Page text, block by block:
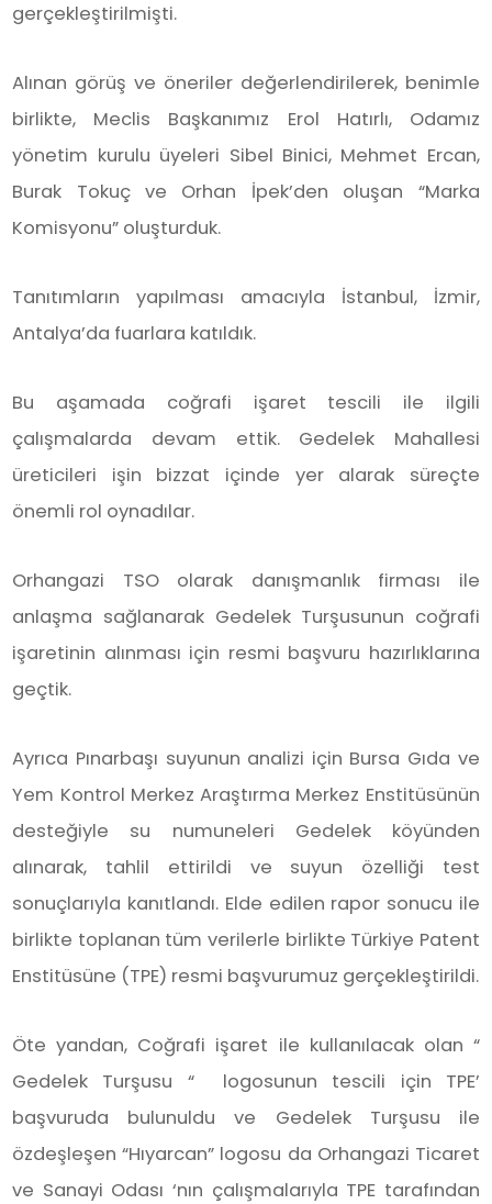
gerçekleştirilmişti.
Alınan görüş ve öneriler değerlendirilerek, benimle
birlikte, Meclis Başkanımız Erol Hatırlı, Odamız
yönetim kurulu üyeleri Sibel Binici, Mehmet Ercan,
Burak Tokuç ve Orhan İpek’den oluşan “Marka
Komisyonu” oluşturduk.
Tanıtımların yapılması amacıyla İstanbul, İzmir,
Antalya’da fuarlara katıldık.
Bu aşamada coğrafi işaret tescili ile ilgili
çalışmalarda devam ettik. Gedelek Mahallesi
üreticileri işin bizzat içinde yer alarak süreçte
önemli rol oynadılar.
Orhangazi TSO olarak danışmanlık firması ile
anlaşma sağlanarak Gedelek Turşusunun coğrafi
işaretinin alınması için resmi başvuru hazırlıklarına
geçtik.
Ayrıca Pınarbaşı suyunun analizi için Bursa Gıda ve
Yem Kontrol Merkez Araştırma Merkez Enstitüsünün
desteğiyle su numuneleri Gedelek köyünden
alınarak, tahlil ettirildi ve suyun özelliği test
sonuçlarıyla kanıtlandı. Elde edilen rapor sonucu ile
birlikte toplanan tüm verilerle birlikte Türkiye Patent
Enstitüsüne (TPE) resmi başvurumuz gerçekleştirildi.
Öte yandan, Coğrafi işaret ile kullanılacak olan “
Gedelek Turşusu “ logosunun tescili için TPE’
başvuruda bulunuldu ve Gedelek Turşusu ile
özdeşleşen “Hıyarcan” logosu da Orhangazi Ticaret
ve Sanayi Odası ‘nın çalışmalarıyla TPE tarafından